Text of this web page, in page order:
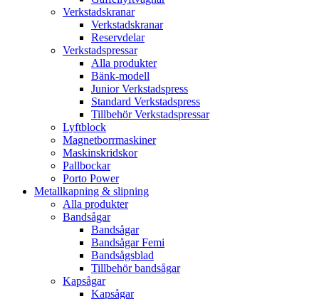
Verkstadskranar
Verkstadskranar
Reservdelar
Verkstadspressar
Alla produkter
Bänk-modell
Junior Verkstadspress
Standard Verkstadspress
Tillbehör Verkstadspressar
Lyftblock
Magnetborrmaskiner
Maskinskridskor
Pallbockar
Porto Power
Metallkapning & slipning
Alla produkter
Bandsågar
Bandsågar
Bandsågar Femi
Bandsågsblad
Tillbehör bandsågar
Kapsågar
Kapsågar